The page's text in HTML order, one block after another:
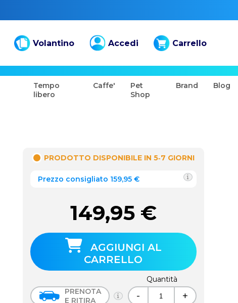
Volantino Accedi Carrello
Tempo
libero
Caffe'
Pet
Shop
Brand Blog
PRODOTTO DISPONIBILE IN 5‑7 GIORNI
Prezzo consigliato 159,95 €
149,95 €
AGGIUNGI AL
CARRELLO
PRENOTA
E RITIRA
Quantità
- +